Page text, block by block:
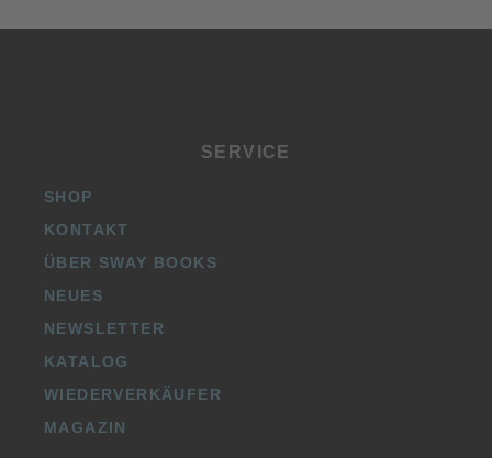
SERVICE
SHOP
KONTAKT
ÜBER SWAY BOOKS
NEUES
NEWSLETTER
KATALOG
WIEDERVERKÄUFER
MAGAZIN